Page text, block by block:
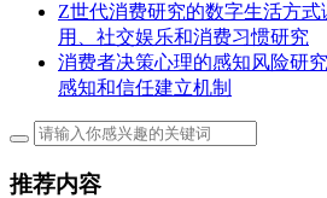
Z世代消费研究的数字生活方式
用、社交娱乐和消费习惯研究
消费者决策心理的感知风险研
感知和信任建立机制
推荐内容